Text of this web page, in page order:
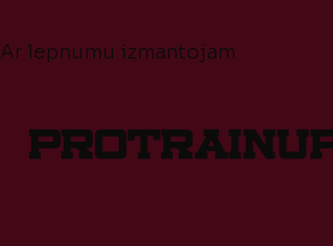
Ar lepnumu izmantojam